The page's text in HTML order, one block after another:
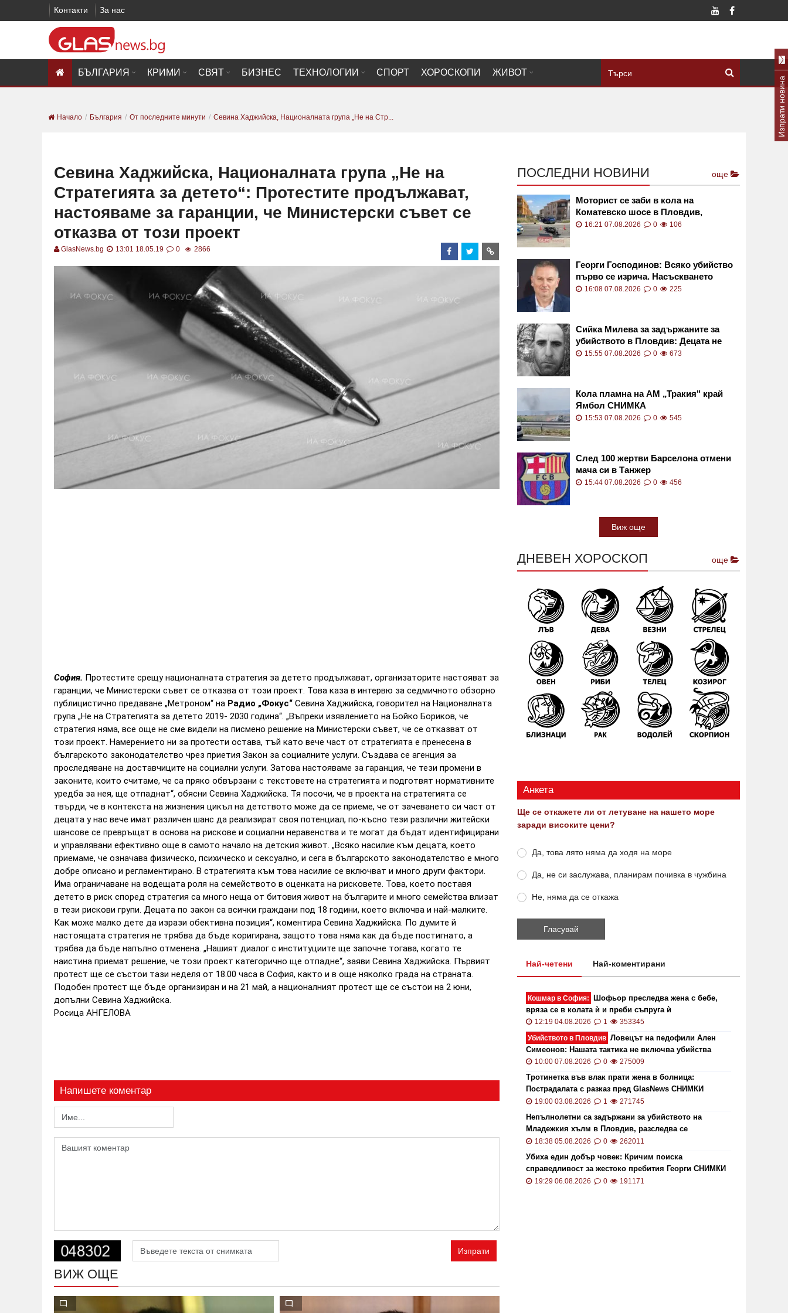
Контакти За нас
БЪЛГАРИЯ КРИМИ СВЯТ БИЗНЕС ТЕХНОЛОГИИ СПОРТ ХОРОСКОПИ ЖИВОТ
Начало България От последните минути Севина Хаджийска, Националната група „Не на Стр...
Севина Хаджийска, Националната група „Не на
Стратегията за детето“: Протестите продължават,
настояваме за гаранции, че Министерски съвет се
отказва от този проект
GlasNews.bg 13:01 18.05.19 0 2866
София. Протестите срещу националната стратегия за детето продължават, организаторите настояват за
гаранции, че Министерски съвет се отказва от този проект. Това каза в интервю за седмичното обзорно
публицистично предаване „Метроном“ на Радио „Фокус“ Севина Хаджийска, говорител на Националната
група „Не на Стратегията за детето 2019- 2030 година“. „Въпреки изявлението на Бойко Бориков, че
стратегия няма, все още не сме видели на писмено решение на Министерски съвет, че се отказват от
този проект. Намерението ни за протести остава, тъй като вече част от стратегията е пренесена в
българското законодателство чрез приетия Закон за социалните услуги. Създава се агенция за
проследяване на доставчиците на социални услуги. Затова настояваме за гаранция, че тези промени в
законите, които считаме, че са пряко обвързани с текстовете на стратегията и подготвят нормативните
уредба за нея, ще отпаднат“, обясни Севина Хаджийска. Тя посочи, че в проекта на стратегията се
твърди, че в контекста на жизнения цикъл на детството може да се приеме, че от зачеването си част от
децата у нас вече имат различен шанс да реализират своя потенциал, по-късно тези различни житейски
шансове се превръщат в основа на рискове и социални неравенства и те могат да бъдат идентифицирани
и управлявани ефективно още в самото начало на детския живот. „Всяко насилие към децата, което
приемаме, че означава физическо, психическо и сексуално, и сега в българското законодателство е много
добре описано и регламентирано. В стратегията към това насилие се включват и много други фактори.
Има ограничаване на водещата роля на семейството в оценката на рисковете. Това, което поставя
детето в риск според стратегия са много неща от битовия живот на българите и много семейства влизат
в тези рискови групи. Децата по закон са всички граждани под 18 години, което включва и най-малките.
Как може малко дете да изрази обективна позиция“, коментира Севина Хаджийска. По думите й
настоящата стратегия не трябва да бъде коригирана, защото това няма как да бъде постигнато, а
трябва да бъде напълно отменена. „Нашият диалог с институциите ще започне тогава, когато те
наистина приемат решение, че този проект категорично ще отпадне“, заяви Севина Хаджийска. Първият
протест ще се състои тази неделя от 18.00 часа в София, както и в още няколко града на страната.
Подобен протест ще бъде организиран и на 21 май, а националният протест ще се състои на 2 юни,
допълни Севина Хаджийска.
Росица АНГЕЛОВА
Напишете коментар
Изпрати
ВИЖ ОЩЕ
ПОСЛЕДНИ НОВИНИ още
Моторист се заби в кола на
Коматевско шосе в Пловдив,
откараха го с линейка ВИДЕО
16:21 07.08.2026 0 106
Георги Господинов: Всяко убийство
първо се изрича. Насъскването
убива
16:08 07.08.2026 0 225
Сийка Милева за задържаните за
убийството в Пловдив: Децата не
трябва да бият до смърт
15:55 07.08.2026 0 673
Кола пламна на АМ „Тракия" край
Ямбол СНИМКА
15:53 07.08.2026 0 545
След 100 жертви Барселона отмени
мача си в Танжер
15:44 07.08.2026 0 456
Виж още
ДНЕВЕН ХОРОСКОП още
Анкета
Ще се откажете ли от летуване на нашето море
заради високите цени?
Да, това лято няма да ходя на море
Да, не си заслужава, планирам почивка в чужбина
Не, няма да се откажа
Най-четени Най-коментирани
Кошмар в София:
Шофьор преследва жена с бебе,
вряза се в колата ѝ и преби съпруга ѝ
12:19 04.08.2026 1
353345
Убийството в Пловдив Ловецът на педофили Ален
Симеонов: Нашата тактика не включва убийства
10:00 07.08.2026 0 275009
Тротинетка във влак прати жена в болница:
Пострадалата с разказ пред GlasNews СНИМКИ
19:00 03.08.2026 1 271745
Непълнолетни са задържани за убийството на
Младежкия хълм в Пловдив, разследва се
хомофобски мотив
18:38 05.08.2026 0 262011
Убиха един добър човек: Кричим поиска
справедливост за жестоко пребития Георги СНИМКИ
и ВИДЕО
19:29 06.08.2026 0 191171
Изпрати новина